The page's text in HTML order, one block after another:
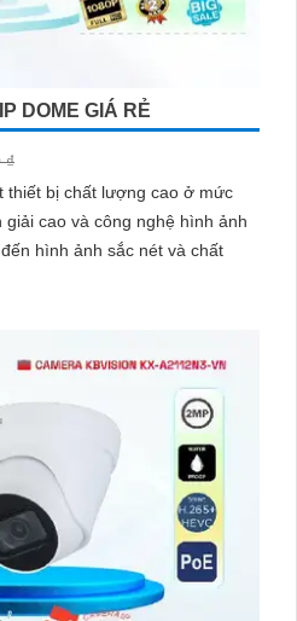
DOME GIÁ RẺ
₫
thiết bị chất lượng cao ở mức
hình ảnh sắc nét và chất